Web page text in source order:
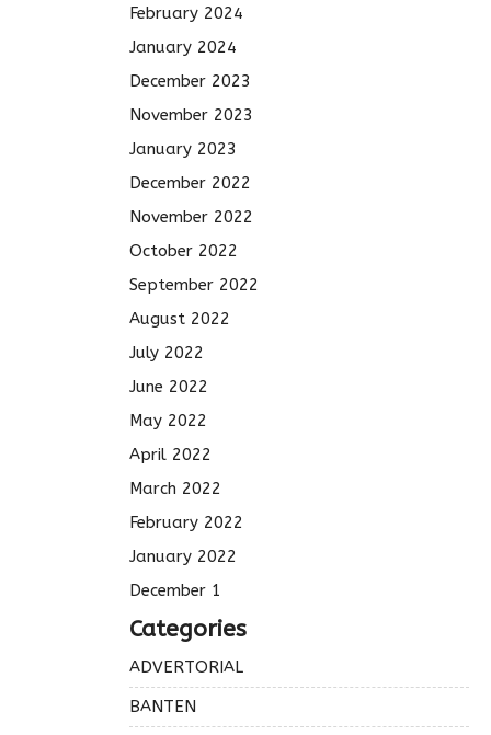
February 2024
January 2024
December 2023
November 2023
January 2023
December 2022
November 2022
October 2022
September 2022
August 2022
July 2022
June 2022
May 2022
April 2022
March 2022
February 2022
January 2022
December 1
Categories
ADVERTORIAL
BANTEN